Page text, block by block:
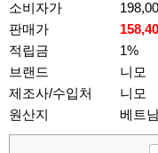
소비자가
판매가
적립금
1%
브랜드
니모
제조사/수입처
니모
원산지
베트